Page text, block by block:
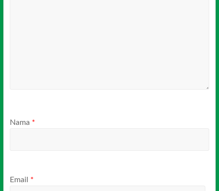
Nama *
Email *